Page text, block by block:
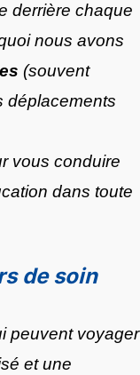
derrière chaque
nous avons
(souvent
déplacements
vous conduire
dans toute
de soin
peuvent voyager
et une